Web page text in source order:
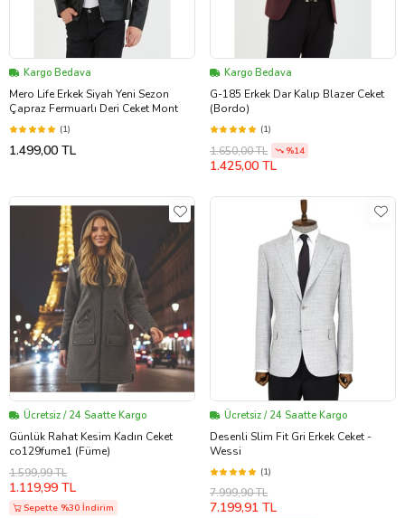
Kargo Bedava
Mero Life Erkek Siyah Yeni Sezon
Çapraz Fermuarlı Deri Ceket Mont
(1)
1.499,00 TL
Kargo Bedava
G-185 Erkek Dar Kalıp Blazer Ceket
(Bordo)
(1)
1.650,00 TL %14
1.425,00 TL
Ücretsiz / 24 Saatte Kargo
Günlük Rahat Kesim Kadın Ceket
co129fume1 (Füme)
1.599,99 TL
1.119,99 TL
Sepette %30 İndirim
Ücretsiz / 24 Saatte Kargo
Desenli Slim Fit Gri Erkek Ceket -
Wessi
(1)
7.999,90 TL
7.199,91 TL